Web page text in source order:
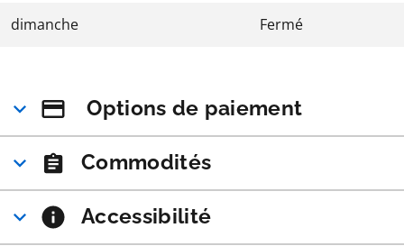
dimanche Fermé
Options de paiement
Commodités
Accessibilité